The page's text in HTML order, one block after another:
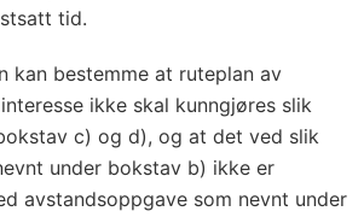
tid.
kan bestemme at ruteplan av
ikke skal kunngjøres slik
c) og d), og at det ved slik
under bokstav b) ikke er
avstandsoppgave som nevnt under